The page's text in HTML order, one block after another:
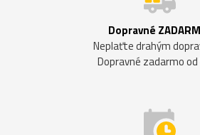
Dopravné
Neplaťte drahým
Dopravné zadarmo od